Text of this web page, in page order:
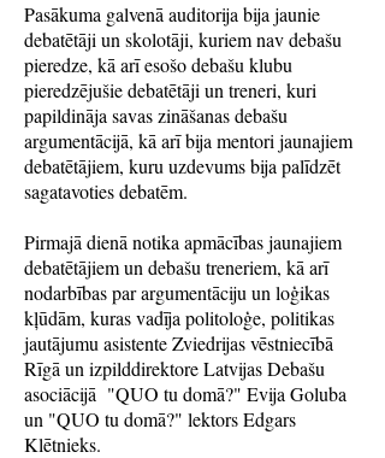
Pasākuma galvenā auditorija bija jaunie
debatētāji un skolotāji, kuriem nav debašu
pieredze, kā arī esošo debašu klubu
pieredzējušie debatētāji un treneri, kuri
papildināja savas zināšanas debašu
argumentācijā, kā arī bija mentori jaunajiem
debatētājiem, kuru uzdevums bija palīdzēt
sagatavoties debatēm.
Pirmajā dienā notika apmācības jaunajiem
debatētājiem un debašu treneriem, kā arī
nodarbības par argumentāciju un loģikas
kļūdām, kuras vadīja politoloģe, politikas
jautājumu asistente Zviedrijas vēstniecībā
Rīgā un izpilddirektore Latvijas Debašu
asociācijā "QUO tu domā?" Evija Goluba
un "QUO tu domā?" lektors Edgars
Klētnieks.